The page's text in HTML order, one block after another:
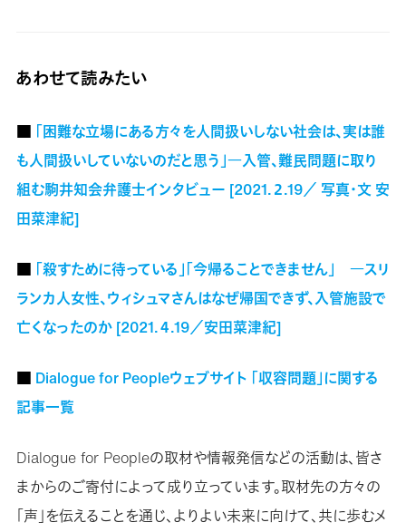
あわせて読みたい
■ 「困難な立場にある方々を人間扱いしない社会は、実は誰
も人間扱いしていないのだと思う」―入管、難民問題に取り
組む駒井知会弁護士インタビュー [2021.２.19／ 写真・文 安
田菜津紀]
■ 「殺すために待っている」「今帰ることできません」 ―スリ
ランカ人女性、ウィシュマさんはなぜ帰国できず、入管施設で
亡くなったのか [2021.４.19／安田菜津紀]
■ Dialogue for Peopleウェブサイト 「収容問題」に関する
記事一覧
Dialogue for Peopleの取材や情報発信などの活動は、皆さ
まからのご寄付によって成り立っています。取材先の方々の
「声」を伝えることを通じ、よりよい未来に向けて、共に歩むメ